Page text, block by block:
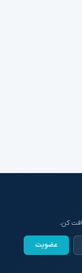
کن.
عضویت